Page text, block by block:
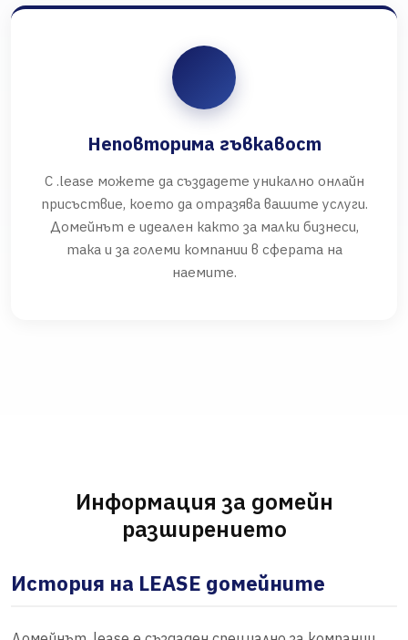
Неповторима гъвкавост
С .lease можете да създадете уникално онлайн
присъствие, което да отразява вашите услуги.
Домейнът е идеален както за малки бизнеси,
така и за големи компании в сферата на
наемите.
Информация за домейн
разширението
История на LEASE домейните